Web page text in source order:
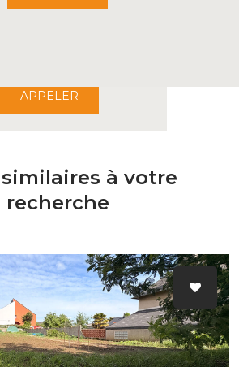
APPELER
à votre
recherche